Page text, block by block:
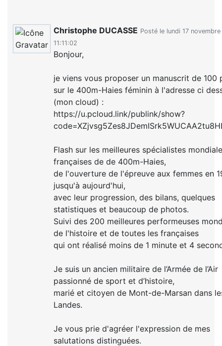
Christophe DUCASSE Posté le lundi 17
11:11:02
Bonjour,
je viens vous proposer un manuscrit de 100
sur le 400m-Haies féminin à l'adresse ci
(mon cloud) :
https://u.pcloud.link/publink/show?
Flash sur les meilleures spécialistes
françaises de de 400m-Haies,
de l'ouverture de l'épreuve aux femmes en
jusqu'à aujourd'hui,
avec leur progression, des bilans, quelques
statistiques et beaucoup de photos.
Suivi des 200 meilleures performeuses
de l'histoire et de toutes les françaises
qui ont réalisé moins de 1 minute et 4
Je suis un ancien militaire de l’Armée de l’Air
passionné de sport et d’histoire,
marié et citoyen de Mont-de-Marsan dans
Landes.
Je vous prie d'agréer l'expression de mes
salutations distinguées.